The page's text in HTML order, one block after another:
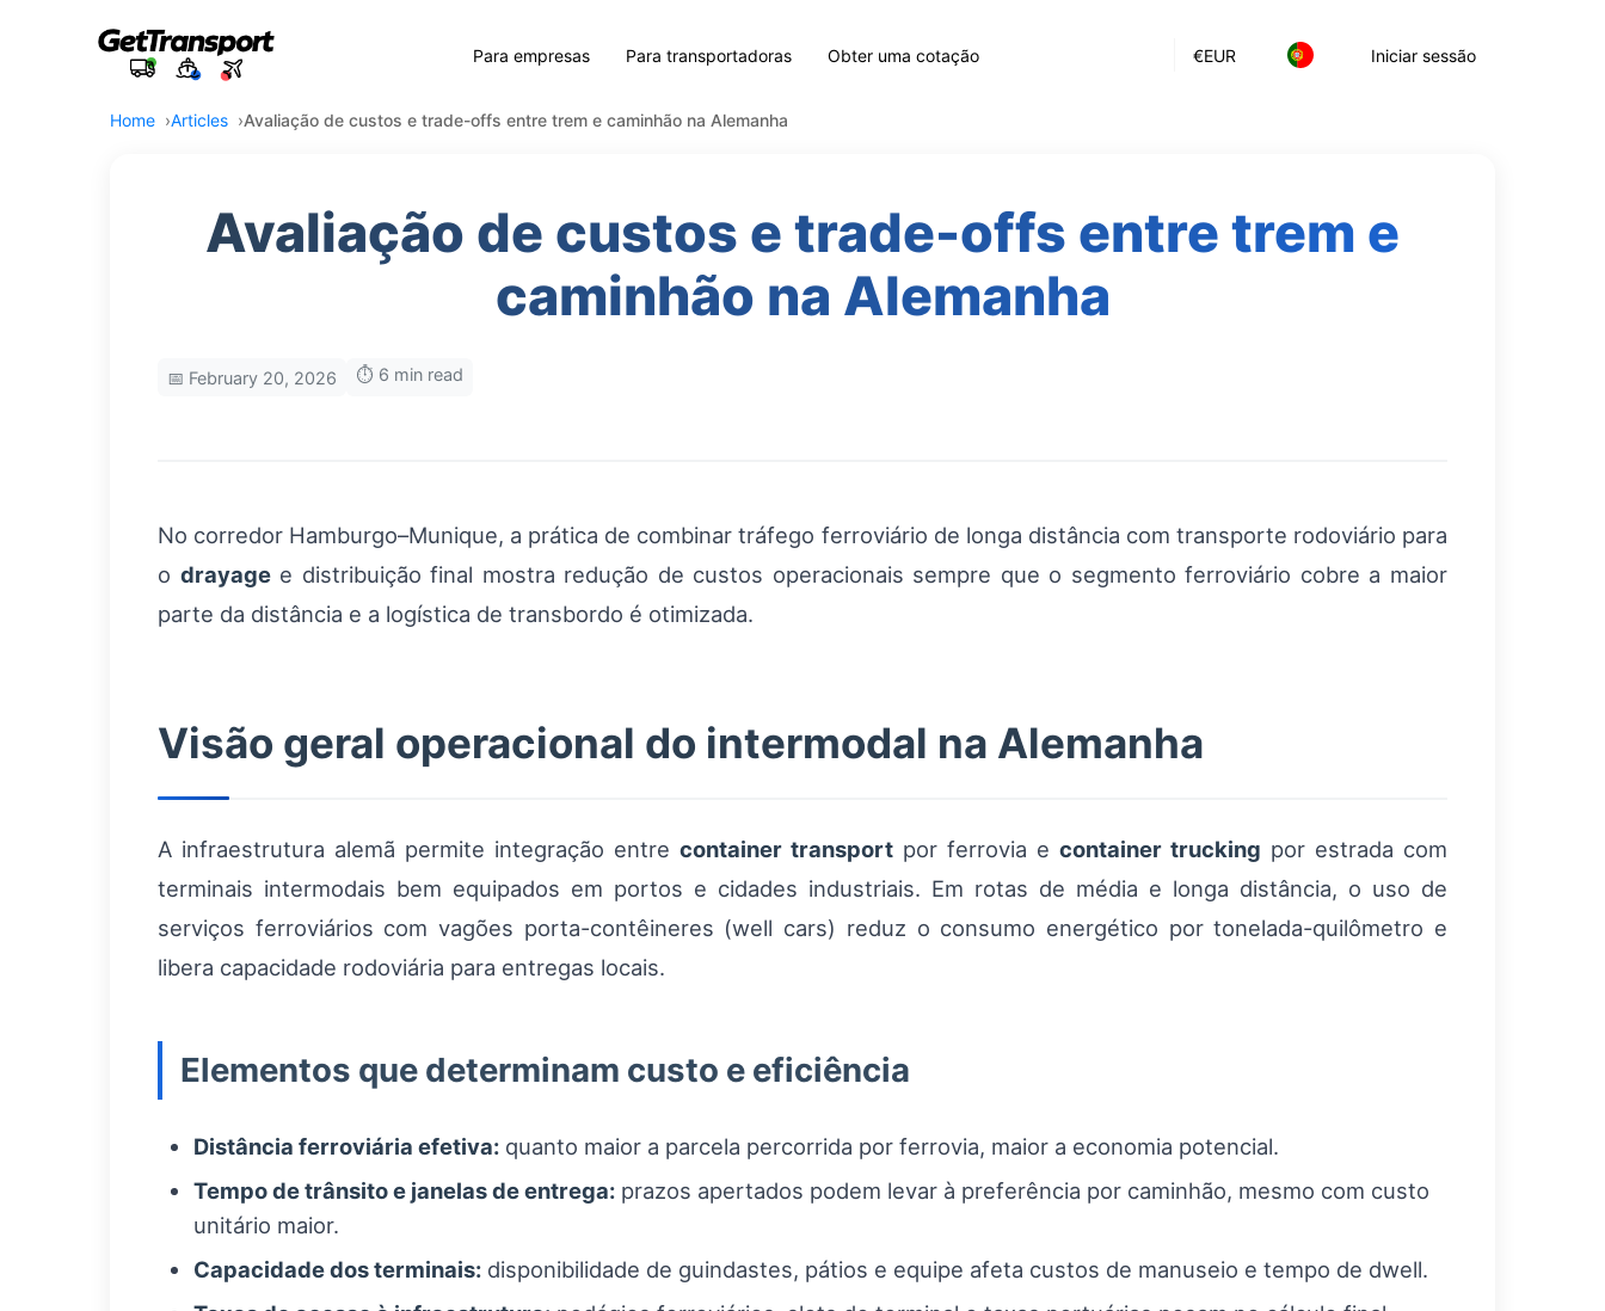
€EUR Iniciar sessão
Para empresas Para transportadoras Obter uma cotação
Home Articles Avaliação de custos e trade-offs entre trem e caminhão na Alemanha
Avaliação de custos e trade-offs entre trem e
caminhão na Alemanha
📅 February 20, 2026 ⏱️ 6 min read
No corredor Hamburgo–Munique, a prática de combinar tráfego ferroviário de longa distância com transporte rodoviário para
o drayagee distribuição final mostra redução de custos operacionais sempre que o segmento ferroviário cobre a maior
parte da distância e a logística de transbordo é otimizada.
Visão geral operacional do intermodal na Alemanha
A infraestrutura alemã permite integração entre container transport por ferrovia e container trucking por estrada com
terminais intermodais bem equipados em portos e cidades industriais. Em rotas de média e longa distância, o uso de
serviços ferroviários com vagões porta-contêineres (well cars) reduz o consumo energético por tonelada-quilômetro e
libera capacidade rodoviária para entregas locais.
Elementos que determinam custo e eficiência
Distância ferroviária efetiva: quanto maior a parcela percorrida por ferrovia, maior a economia potencial.
Tempo de trânsito e janelas de entrega: prazos apertados podem levar à preferência por caminhão, mesmo com custo
unitário maior.
Capacidade dos terminais: disponibilidade de guindastes, pátios e equipe afeta custos de manuseio e tempo de dwell.